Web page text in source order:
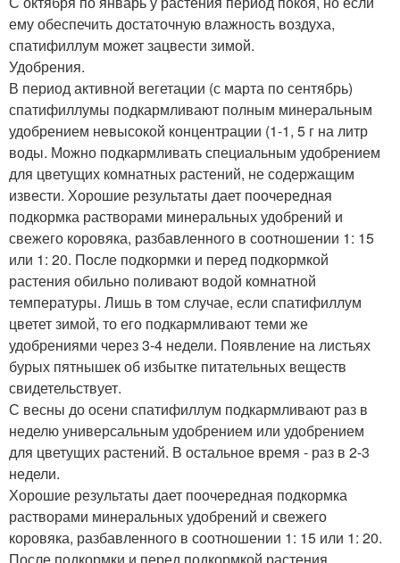
ему обеспечить достаточную влажность воздуха,
спатифиллум может зацвести зимой.
Удобрения.
В период активной вегетации (с марта по сентябрь)
спатифиллумы подкармливают полным минеральным
удобрением невысокой концентрации (1-1, 5 г на литр
воды. Можно подкармливать специальным удобрением
для цветущих комнатных растений, не содержащим
извести. Хорошие результаты дает поочередная
подкормка растворами минеральных удобрений и
свежего коровяка, разбавленного в соотношении 1: 15
или 1: 20. После подкормки и перед подкормкой
растения обильно поливают водой комнатной
температуры. Лишь в том случае, если спатифиллум
цветет зимой, то его подкармливают теми же
удобрениями через 3-4 недели. Появление на листьях
бурых пятнышек об избытке питательных веществ
свидетельствует.
С весны до осени спатифиллум подкармливают раз в
неделю универсальным удобрением или удобрением
для цветущих растений. В остальное время - раз в 2-3
недели.
Хорошие результаты дает поочередная подкормка
растворами минеральных удобрений и свежего
коровяка, разбавленного в соотношении 1: 15 или 1: 20.